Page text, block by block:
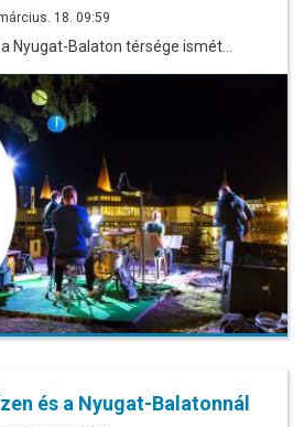
18. 09:59
Nyugat-Balaton térsége ismét…
és a Nyugat-Balatonnál